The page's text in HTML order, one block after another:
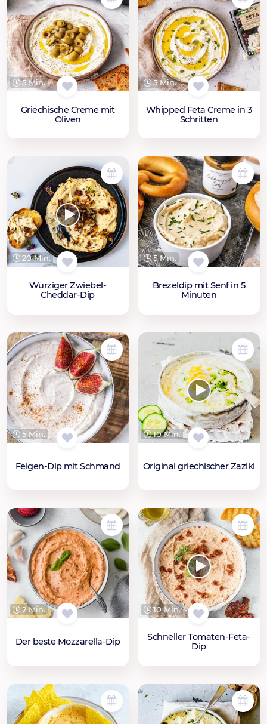
5 Min.
Griechische Creme mit
Oliven
5 Min.
Whipped Feta Creme in 3
Schritten
20 Min.
Würziger Zwiebel-
Cheddar-Dip
5 Min.
Brezeldip mit Senf in 5
Minuten
5 Min.
Feigen-Dip mit Schmand
10 Min.
Original griechischer Zaziki
2 Min.
Der beste Mozzarella-Dip
10 Min.
Schneller Tomaten-Feta-
Dip